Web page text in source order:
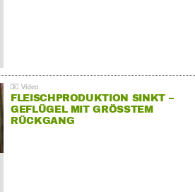
FLEISCHPRODUKTION SINKT –
GEFLÜGEL MIT GRÖSSTEM R
ÜCKGANG